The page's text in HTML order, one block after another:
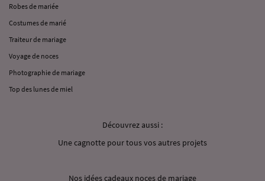
Robes de mariée
Costumes de marié
Traiteur de mariage
Voyage de noces
Photographie de mariage
Top des lunes de miel
Découvrez aussi :
Une cagnotte pour tous vos autres projets
Nos idées cadeaux noces de mariage